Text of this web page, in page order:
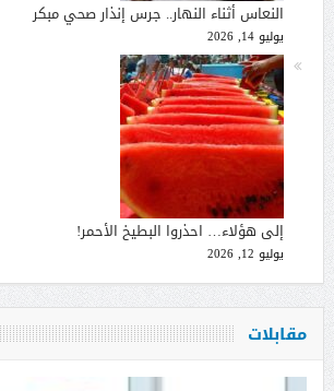
النعاس أثناء النهار.. جرس إنذار صحي مبكر
يوليو 14, 2026
إلى هؤلاء… احذروا البطيخ الأحمر!
يوليو 12, 2026
مقابلات